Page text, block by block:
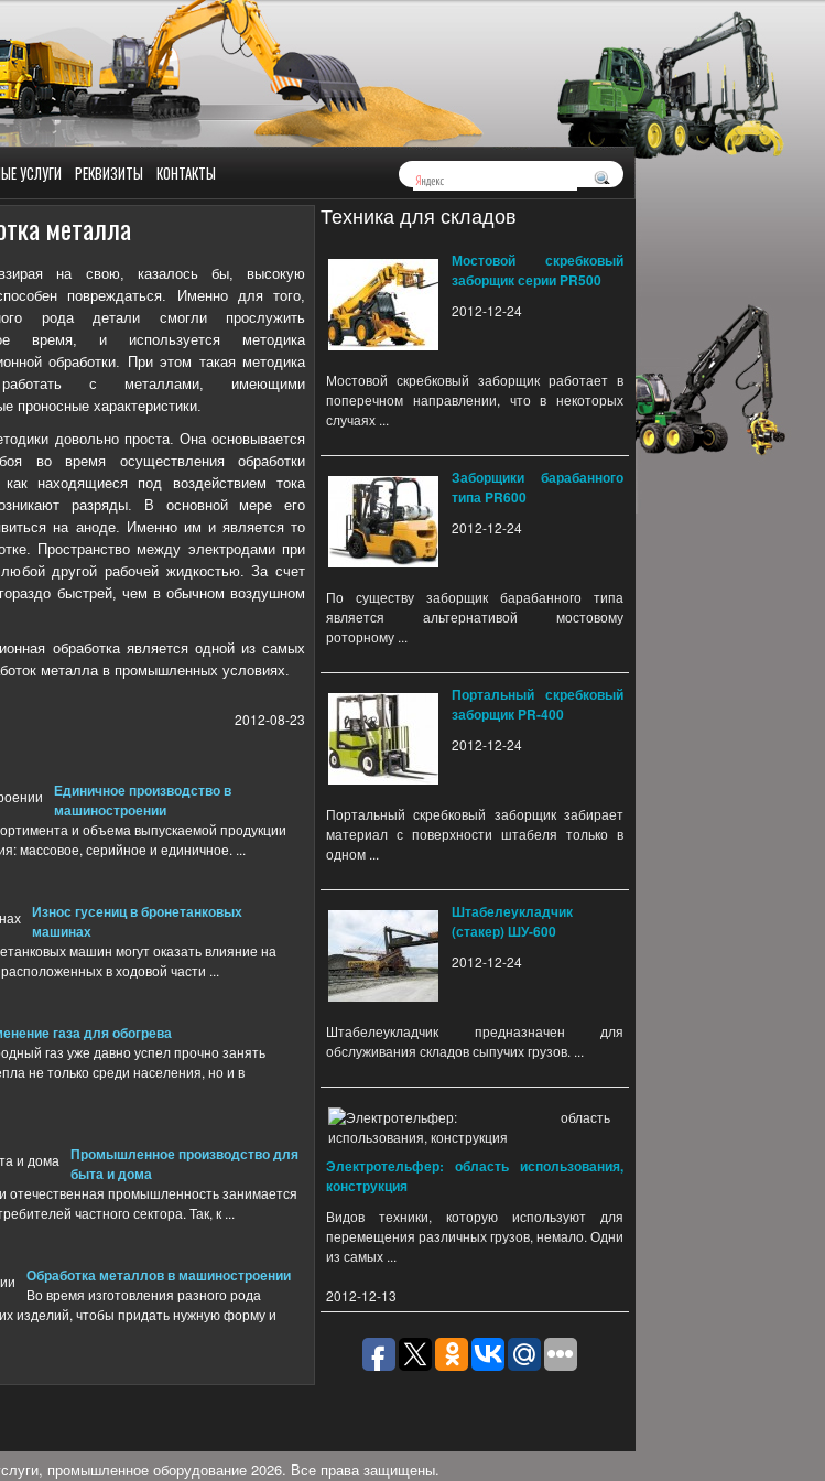
УСЛУГИ РЕКВИЗИТЫ КОНТАКТЫ
металла
на свою, казалось бы, высокую
повреждаться.
Именно для того,
рода детали смогли прослужить
время, и используется методика
обработки. При этом такая методика
с металлами, имеющими
проносные характеристики.
довольно проста. Она основывается
во время осуществления обработки
находящиеся под воздействием тока
разряды. В основной мере его
на аноде. Именно им и является то
Пространство между электродами при
другой рабочей жидкостью. За счет
быстрей, чем в обычном воздушном
обработка является одной из самых
металла в промышленных условиях.
2012-08-23
Единичное производство в
машиностроении
и объема выпускаемой продукции
массовое, серийное и единичное. ...
Износ гусениц в бронетанковых
машинах
машин могут оказать влияние на
в ходовой части ...
газа для обогрева
газ уже давно успел прочно занять
не только среди населения, но и в
Промышленное производство для
быта и дома
отечественная промышленность занимается
частного сектора. Так, к ...
Обработка металлов в машиностроении
Во время изготовления разного рода
изделий, чтобы придать нужную форму и
Техника для складов
Мостовой скребковый
заборщик серии PR500
Мостовой скребковый заборщик работает в
поперечном направлении, что в некоторых
случаях ...
2012-12-24
Заборщики барабанного
типа PR600
По существу заборщик барабанного типа
является альтернативой мостовому
роторному ...
2012-12-24
Портальный скребковый
заборщик PR-400
Портальный скребковый заборщик забирает
материал с поверхности штабеля только в
одном ...
2012-12-24
Штабелеукладчик
(стакер) ШУ-600
Штабелеукладчик предназначен для
обслуживания складов сыпучих грузов. ...
2012-12-24
Электротельфер: область использования,
конструкция
Видов техники, которую используют для
перемещения различных грузов, немало. Одни
из самых ...
2012-12-13
промышленное оборудование 2026. Все права защищены.